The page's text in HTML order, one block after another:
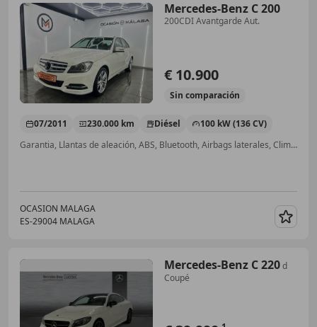
Mercedes-Benz C 200
200CDI Avantgarde Aut.
€ 10.900
Sin comparación
07/2011 230.000 km Diésel
100 kW (136 CV)
Garantia, Llantas de aleación, ABS, Bluetooth, Airbags laterales, Climatizador automático
OCASION MALAGA
ES-29004 MALAGA
Mercedes-Benz C 220d
Coupé